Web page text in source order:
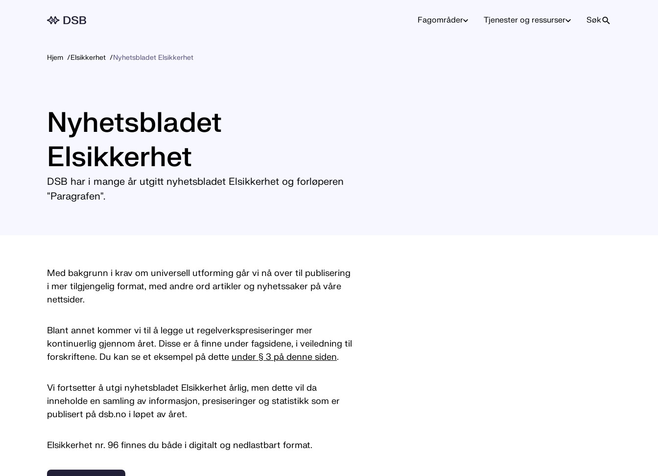
Fagområder Tjenester og ressurser Søk
Hjem Elsikkerhet Nyhetsbladet Elsikkerhet
Nyhetsbladet
Elsikkerhet
DSB har i mange år utgitt nyhetsbladet Elsikkerhet og forløperen
"Paragrafen".
Med bakgrunn i krav om universell utforming går vi nå over til publisering
i mer tilgjengelig format, med andre ord artikler og nyhetssaker på våre
nettsider.
Blant annet kommer vi til å legge ut regelverkspresiseringer mer
kontinuerlig gjennom året. Disse er å finne under fagsidene, i veiledning til
forskriftene. Du kan se et eksempel på dette under § 3 på denne siden.
Vi fortsetter å utgi nyhetsbladet Elsikkerhet årlig, men dette vil da
inneholde en samling av informasjon, presiseringer og statistikk som er
publisert på dsb.no i løpet av året.
Elsikkerhet nr. 96 finnes du både i digitalt og nedlastbart format.